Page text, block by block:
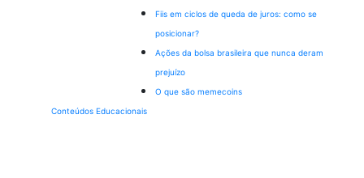
Fiis em ciclos de queda de juros: como se
posicionar?
Ações da bolsa brasileira que nunca deram
prejuízo
O que são memecoins
Conteúdos Educacionais